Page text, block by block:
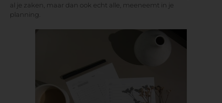
al je zaken, maar dan ook echt alle, meeneemt in je
planning.